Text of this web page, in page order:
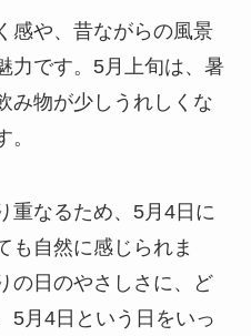
感や、昔ながらの風景
力です。5月上旬は、暑
み物が少しうれしくな
重なるため、5月4日に
も自然に感じられま
の日のやさしさに、ど
5月4日という日をいっ